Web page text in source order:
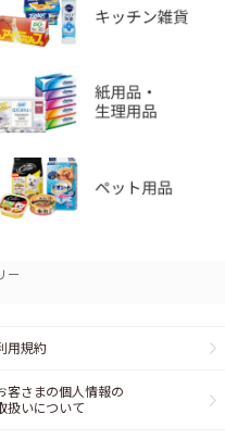
ー
用規約
客さまの個人情報の
扱いについて